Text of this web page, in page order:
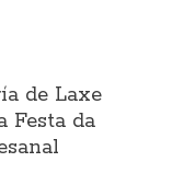
de Laxe
Festa da